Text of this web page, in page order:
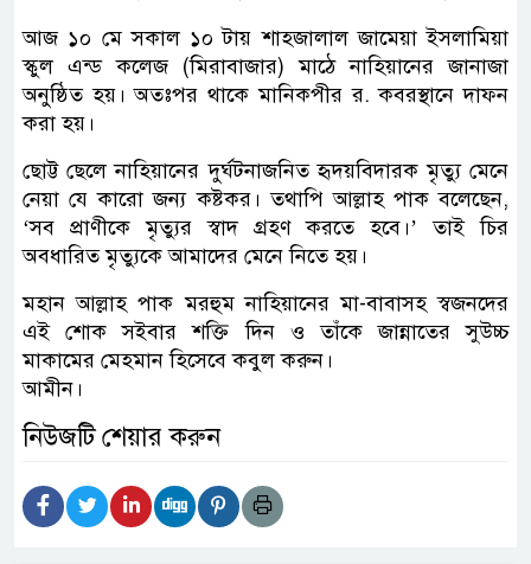
আজ ১০ মে সকাল ১০ টায় শাহজালাল জামেয়া ইসলামিয়া
স্কুল এন্ড কলেজ (মিরাবাজার) মাঠে নাহিয়ানের জানাজা
অনুষ্ঠিত হয়। অতঃপর থাকে মানিকপীর র. কবরস্থানে দাফন
করা হয়।
ছোট্ট ছেলে নাহিয়ানের দুর্ঘটনাজনিত হৃদয়বিদারক মৃত্যু মেনে
নেয়া যে কারো জন্য কষ্টকর। তথাপি আল্লাহ পাক বলেছেন,
‘সব প্রাণীকে মৃত্যুর স্বাদ গ্রহণ করতে হবে।’ তাই চির
অবধারিত মৃত্যুকে আমাদের মেনে নিতে হয়।
মহান আল্লাহ পাক মরহুম নাহিয়ানের মা-বাবাসহ স্বজনদের
এই শোক সইবার শক্তি দিন ও তাঁকে জান্নাতের সুউচ্চ
মাকামের মেহমান হিসেবে কবুল করুন।
আমীন।
নিউজটি শেয়ার করুন